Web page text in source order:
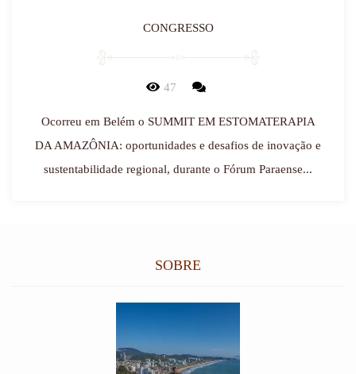
CONGRESSO
47
Ocorreu em Belém o SUMMIT EM ESTOMATERAPIA
DA AMAZÔNIA: oportunidades e desafios de inovação e
sustentabilidade regional, durante o Fórum Paraense...
SOBRE